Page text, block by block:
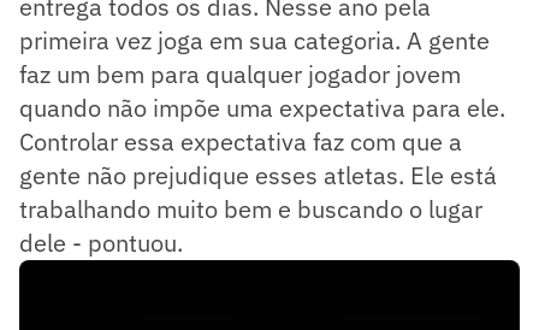
entrega todos os dias. Nesse ano pela
primeira vez joga em sua categoria. A gente
faz um bem para qualquer jogador jovem
quando não impõe uma expectativa para ele.
Controlar essa expectativa faz com que a
gente não prejudique esses atletas. Ele está
trabalhando muito bem e buscando o lugar
dele - pontuou.